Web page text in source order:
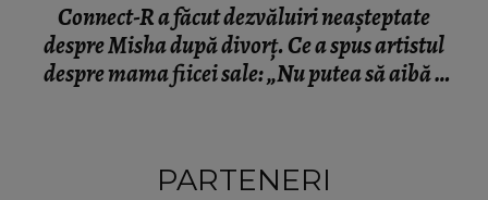
Connect-R a făcut dezvăluiri neașteptate
despre Misha după divorț. Ce a spus artistul
despre mama fiicei sale: „Nu putea să aibă o
PARTENERI